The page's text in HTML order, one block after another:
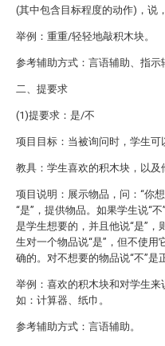
(其中包含目标程度的动作)，说
举例：重重/轻轻地敲积木块。
参考辅助方式：言语辅助、指示
二、提要求
(1)提要求：是/不
项目目标：当被询问时，学生可
教具：学生喜欢的积木块，以及
项目说明：展示物品，问：“你
“是”，提供物品。如果学生说“
是学生想要的，并且他说“是”，
生对一个物品说“是”，但不使用
确的。对不想要的物品说“不”是
举例：喜欢的积木块和对学生来
如：计算器、纸巾。
参考辅助方式：言语辅助。